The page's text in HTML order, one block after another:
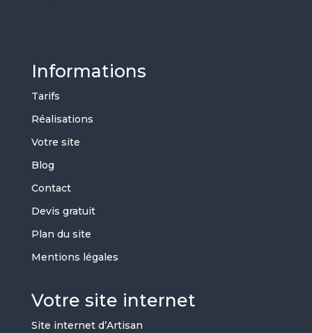
Informations
Tarifs
Réalisations
Votre site
Blog
Contact
Devis gratuit
Plan du site
Mentions légales
Votre site internet
Site internet d’Artisan